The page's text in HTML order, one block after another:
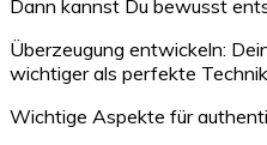
Dann kannst Du bewusst
Überzeugung entwickeln:
wichtiger als perfekte Technik.
Wichtige Aspekte für